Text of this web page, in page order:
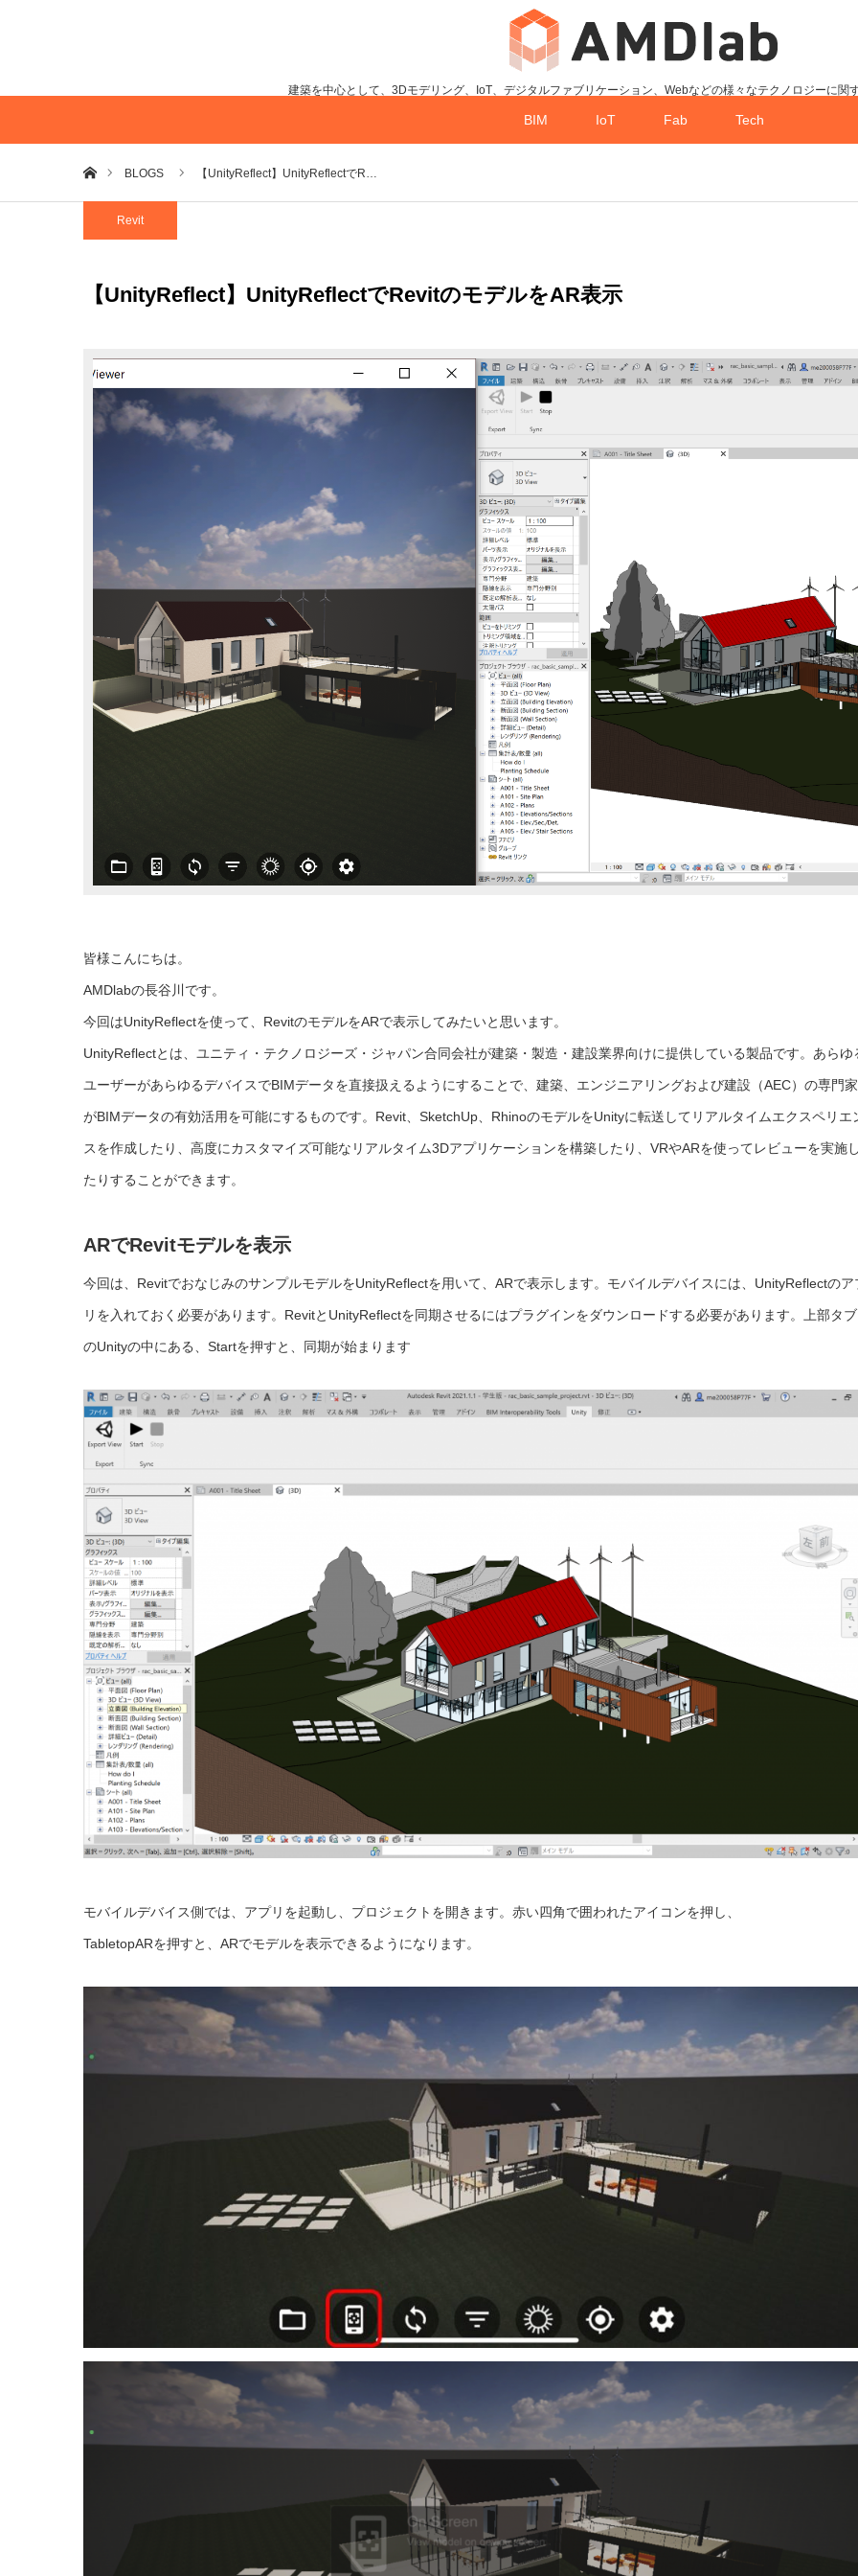
建築を中心として、3Dモデリング、IoT、デジタルファブリケーション、Webなどの様々なテクノロジーに関
BIM IoT Fab Tech
ホームBLOGS 【UnityReflect】UnityReflectでR…
Revit
【UnityReflect】UnityReflectでRevitのモデルをAR表示
皆様こんにちは。
AMDlabの長谷川です。
今回はUnityReflectを使って、RevitのモデルをARで表示してみたいと思います。
UnityReflectとは、ユニティ・テクノロジーズ・ジャパン合同会社が建築・製造・建設業界向けに提供している製品です。あらゆ
ユーザーがあらゆるデバイスでBIMデータを直接扱えるようにすることで、建築、エンジニアリングおよび建設（AEC）の専門家
がBIMデータの有効活用を可能にするものです。Revit、SketchUp、RhinoのモデルをUnityに転送してリアルタイムエクスペリエ
スを作成したり、高度にカスタマイズ可能なリアルタイム3Dアプリケーションを構築したり、VRやARを使ってレビューを実施し
たりすることができます。
ARでRevitモデルを表示
今回は、RevitでおなじみのサンプルモデルをUnityReflectを用いて、ARで表示します。モバイルデバイスには、UnityReflectのア
リを入れておく必要があります。 RevitとUnityReflectを同期させるにはプラグインをダウンロードする必要があります。上部タブ
のUnityの中にある、Startを押すと、同期が始まります
モバイルデバイス側では、アプリを起動し、プロジェクトを開きます。赤い四角で囲われたアイコンを押し、
TabletopARを押すと、ARでモデルを表示できるようになります。